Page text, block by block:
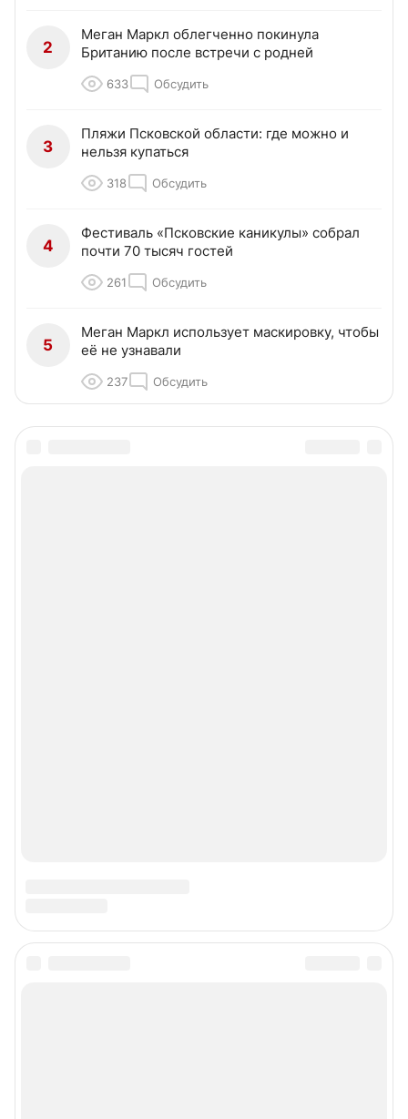
2
Меган Маркл облегченно покинула
Британию после встречи с родней
633 Обсудить
3
Пляжи Псковской области: где можно и
нельзя купаться
318 Обсудить
4
Фестиваль «Псковские каникулы» собрал
почти 70 тысяч гостей
261 Обсудить
5
Меган Маркл использует маскировку, чтобы
её не узнавали
237 Обсудить